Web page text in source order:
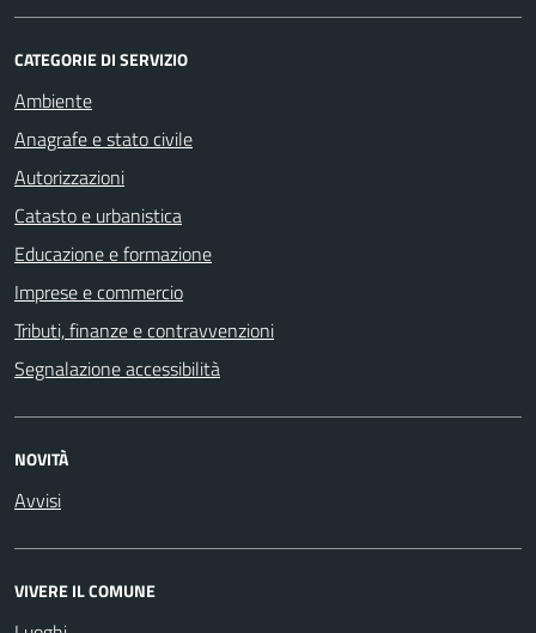
CATEGORIE DI SERVIZIO
Ambiente
Anagrafe e stato civile
Autorizzazioni
Catasto e urbanistica
Educazione e formazione
Imprese e commercio
Tributi, finanze e contravvenzioni
Segnalazione accessibilità
NOVITÀ
Avvisi
VIVERE IL COMUNE